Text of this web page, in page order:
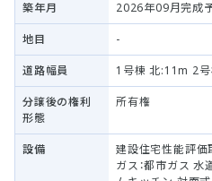
築年月 2026年09月完成
地目 -
道路幅員 1号棟 北:11m 2
分譲後の権利
形態
所有権
設備
建設住宅性能評価
ガス：都市ガス 水